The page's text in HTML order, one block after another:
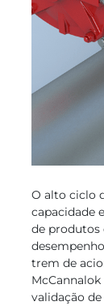
O alto ciclo
capacidade
de produtos
trem de
validação